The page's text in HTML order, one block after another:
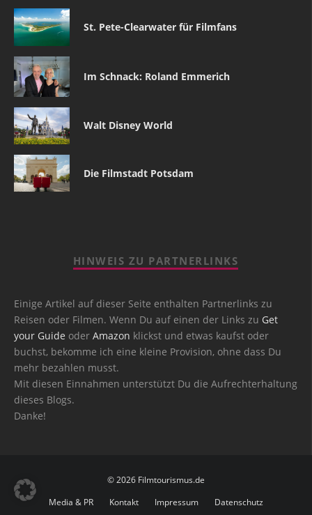
St. Pete-Clearwater für Filmfans
Im Schnack: Roland Emmerich
Walt Disney World
Die Filmstadt Potsdam
HINWEIS ZU PARTNERLINKS
Einige Artikel auf dieser Seite enthalten Partnerlinks zu
Reisen oder Filmen. Wenn Du auf einen der Links zu Get
your Guide oder Amazon klickst und etwas kaufst oder
buchst, bekomme ich eine kleine Provision, ohne dass Du
mehr bezahlen musst.
Mit diesen Einnahmen unterstützt Du die Aufrechterhaltung
dieses Blogs.
Danke!
© 2026 Filmtourismus.de
Media & PR
Kontakt Impressum Datenschutz